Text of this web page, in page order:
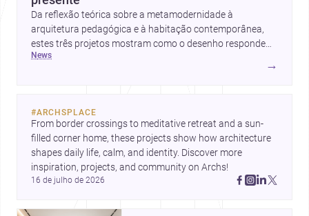
Da reflexão teórica sobre a metamodernidade à
arquitetura pedagógica e à habitação contemporânea,
estes três projetos mostram como o desenho responde
hoje a emoção, uso e contexto. Para arquitetos, são
pistas valiosas sobre como criar espaços mais humanos,
news
→
#ARCHSPLACE
From border crossings to meditative retreat and a sun-
filled corner home, these projects show how architecture
shapes daily life, calm, and identity. Discover more
inspiration, projects, and community on Archs!
16 de julho de 2026